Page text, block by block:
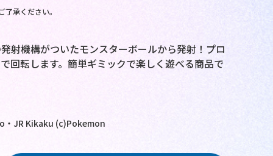
承ください。
射機構がついたモンスターボールから発射！プロ
回転します。簡単ギミックで楽しく遊べる商品で
・JR Kikaku (c)Pokemon